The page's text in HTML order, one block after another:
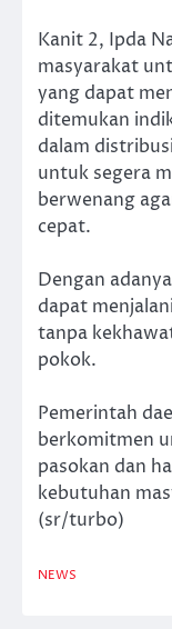
Kanit 2, Ipda
masyarakat
yang dapat
ditemukan
dalam
untuk segera
berwenang
cepat.
Dengan
dapat
tanpa
pokok.
Pemerintah
berkomitmen
pasokan dan
kebutuhan
(sr/turbo)
NEWS